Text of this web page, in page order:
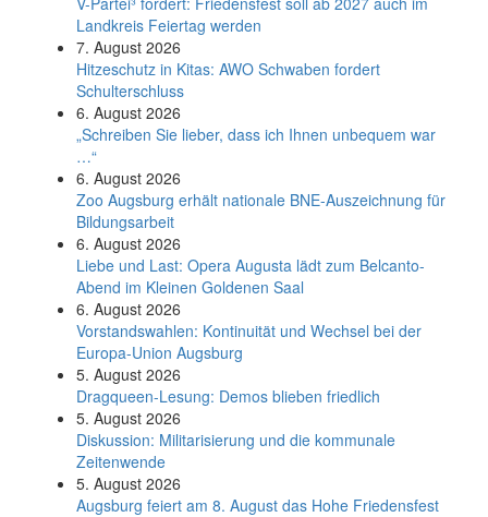
Land­kreis Feier­tag werden
7. August 2026
Hitzeschutz in Kitas: AWO Schwaben fordert
Schulterschluss
6. August 2026
„Schreiben Sie lieber, dass ich Ihnen unbequem war
…“
6. August 2026
Zoo Augsburg erhält nationale BNE-Auszeichnung für
Bildungsarbeit
6. August 2026
Liebe und Last: Opera Augusta lädt zum Belcanto-
Abend im Kleinen Goldenen Saal
6. August 2026
Vorstandswahlen: Kontinuität und Wechsel bei der
Europa-Union Augsburg
5. August 2026
Dragqueen-Lesung: Demos blieben friedlich
5. August 2026
Diskussion: Mi­li­ta­ri­sie­rung und die kommunale
Zeitenwende
5. August 2026
Augsburg feiert am 8. August das Hohe Friedensfest